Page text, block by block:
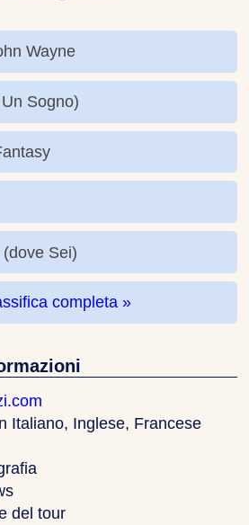
Wayne
Sogno)
Sei)
completa »
Italiano, Inglese, Francese
del tour